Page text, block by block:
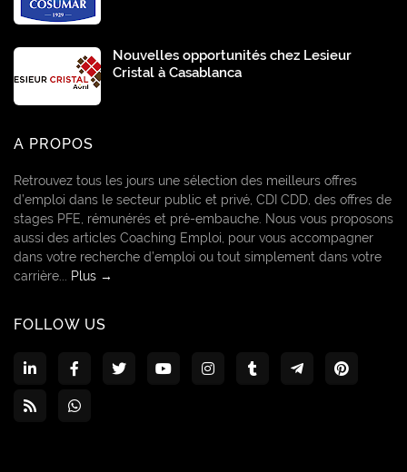
Nouvelles opportunités chez Lesieur
Cristal à Casablanca
A PROPOS
Retrouvez tous les jours une sélection des meilleurs offres
d’emploi dans le secteur public et privé, CDI CDD, des offres de
stages PFE, rémunérés et pré-embauche. Nous vous proposons
aussi des articles Coaching Emploi, pour vous accompagner
dans votre recherche d’emploi ou tout simplement dans votre
carrière...
Plus →
FOLLOW US